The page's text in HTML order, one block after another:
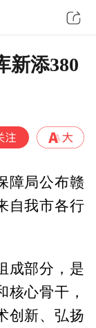
新添380
障局公布赣
自我市各行
成部分，是
核心骨干，
创新、弘扬